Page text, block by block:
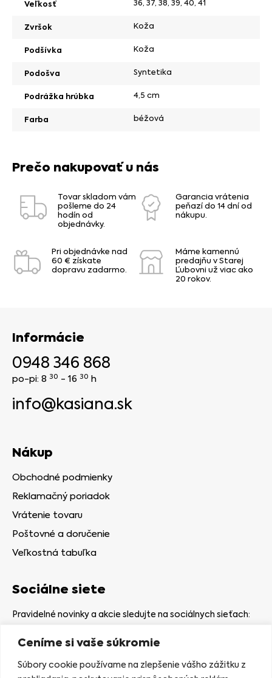
Ceníme si vaše súkromie
Súbory cookie používame na zlepšenie vášho zážitku z
Veľkosť 36, 37, 38, 39, 40, 41
Zvršok Koža
Podšívka Koža
Podošva Syntetika
Podrážka hrúbka 4,5 cm
Farba béžová
Prečo nakupovať u nás
Tovar skladom vám
pošleme do 24
hodín od
objednávky.
Garancia vrátenia
peňazí do 14 dní od
nákupu.
Pri objednávke nad
60 € získate
dopravu zadarmo.
Máme kamennú
predajňu v Starej
Ľubovni už viac ako
20 rokov.
Informácie
0948 346 868
po-pi: 8 30 - 16 30 h
info@kasiana.sk
Nákup
Obchodné podmienky
Reklamačný poriadok
Vrátenie tovaru
Poštovné a doručenie
Veľkostná tabuľka
Sociálne siete
Pravidelné novinky a akcie sledujte na sociálnych sieťach: